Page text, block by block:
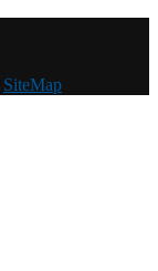
SiteMap